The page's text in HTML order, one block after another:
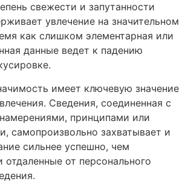
свежести и запутанности
увлечение на значительном
как слишком элементарная или
данные ведет к падению
имеет ключевую значение
Сведения, соединенная с
принципами или
самопроизвольно захватывает и
сильнее успешно, чем
отдаленные от персонального